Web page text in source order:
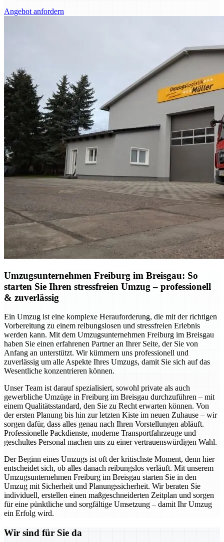
Angebot anfordern
Umzugsunternehmen Freiburg im Breisgau: So
starten Sie Ihren stressfreien Umzug – professionell
& zuverlässig
Ein Umzug ist eine komplexe Herauforderung, die mit der richtigen
Vorbereitung zu einem reibungslosen und stressfreien Erlebnis
werden kann. Mit dem Umzugsunternehmen Freiburg im Breisgau
haben Sie einen erfahrenen Partner an Ihrer Seite, der Sie von
Anfang an unterstützt. Wir kümmern uns professionell und
zuverlässig um alle Aspekte Ihres Umzugs, damit Sie sich auf das
Wesentliche konzentrieren können.
Unser Team ist darauf spezialisiert, sowohl private als auch
gewerbliche Umzüge in Freiburg im Breisgau durchzuführen – mit
einem Qualitätsstandard, den Sie zu Recht erwarten können. Von
der ersten Planung bis hin zur letzten Kiste im neuen Zuhause – wir
sorgen dafür, dass alles genau nach Ihren Vorstellungen abläuft.
Professionelle Packdienste, moderne Transportfahrzeuge und
geschultes Personal machen uns zu einer vertrauenswürdigen Wahl.
Der Beginn eines Umzugs ist oft der kritischste Moment, denn hier
entscheidet sich, ob alles danach reibungslos verläuft. Mit unserem
Umzugsunternehmen Freiburg im Breisgau starten Sie in den
Umzug mit Sicherheit und Planungssicherheit. Wir beraten Sie
individuell, erstellen einen maßgeschneiderten Zeitplan und sorgen
für eine pünktliche und sorgfältige Umsetzung – damit Ihr Umzug
ein Erfolg wird.
Wir sind für Sie da